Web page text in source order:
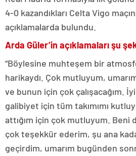
4-0 kazandıkları Celta Vigo
açıklamalarda bulundu.
Arda Güler’in açıklamaları şu
“Böylesine muhteşem bir
harikaydı. Çok mutluyum,
ve bunun için çok çalışacağım. İyi
galibiyet için tüm takımımı
attığım için çok mutluyum. Beni
çok teşekkür ederim, şu ana
geçirdim, umarım bugünden